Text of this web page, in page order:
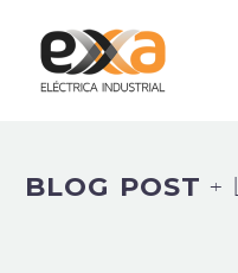
BLOG POST+